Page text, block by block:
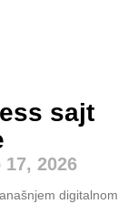
sajt
2026
digitalnom